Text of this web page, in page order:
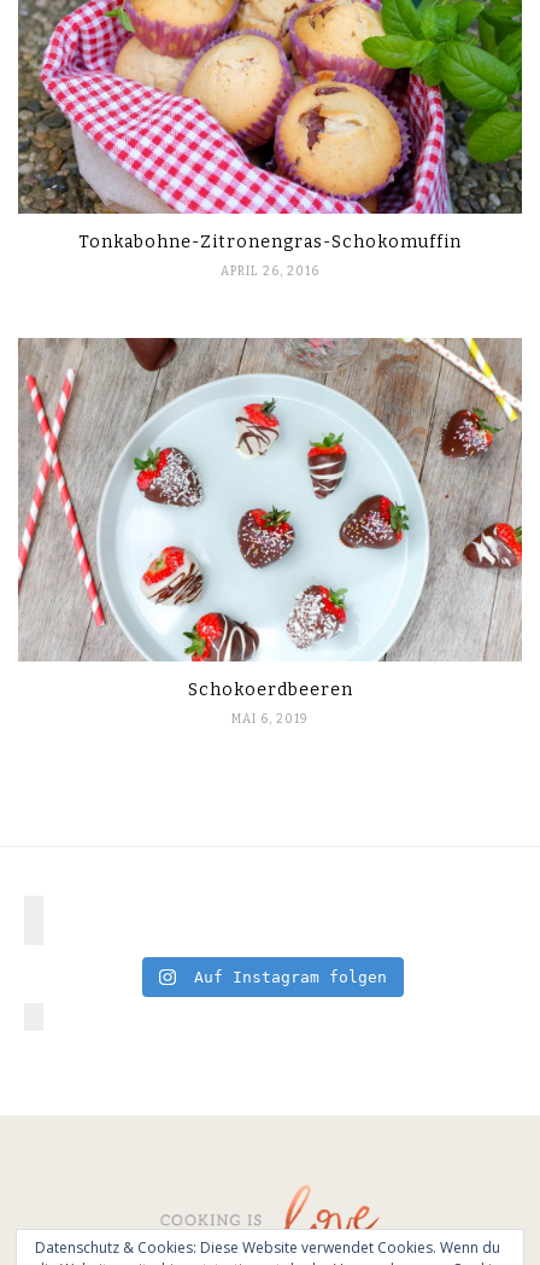
Tonkabohne-Zitronengras-Schokomuffin
APRIL 26, 2016
Schokoerdbeeren
MAI 6, 2019
Auf Instagram folgen
Datenschutz & Cookies: Diese Website verwendet Cookies. Wenn du